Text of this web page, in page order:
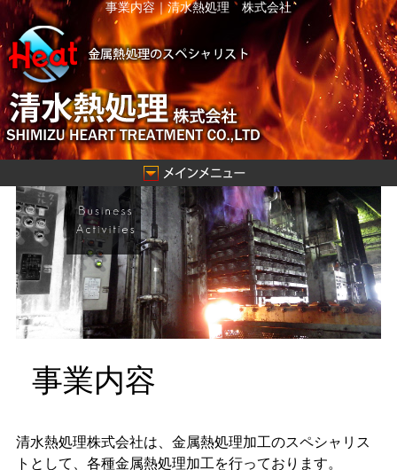
事業内容｜清水熱処理 株式会社
事業内容
清水熱処理株式会社は、金属熱処理加工のスペシャリス
トとして、各種金属熱処理加工を行っております。